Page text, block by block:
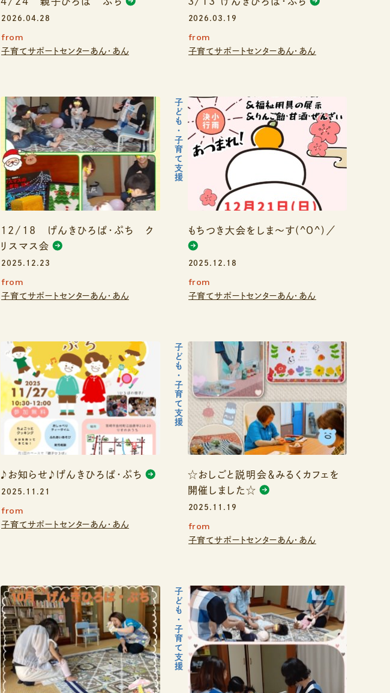
2026.04.28
from
子育てサポートセンターあん・あん
2026.03.19
from
子育てサポートセンターあん・あん
12/18 げんきひろば・ぷち ク
リスマス会
2025.12.23
from
子育てサポートセンターあん・あん
もちつき大会をしま～す(^O^)／
2025.12.18
from
子育てサポートセンターあん・あん
子ども・子育て支援
♪お知らせ♪げんきひろば・ぷち
2025.11.21
from
子育てサポートセンターあん・あん
☆おしごと説明会＆みるくカフェを
開催しました☆
2025.11.19
from
子育てサポートセンターあん・あん
子ども・子育て支援
子ども・子育て支援